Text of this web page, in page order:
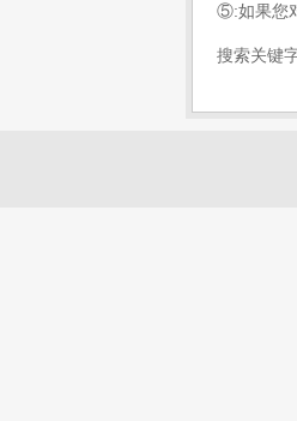
⑤:如果您
搜索关键